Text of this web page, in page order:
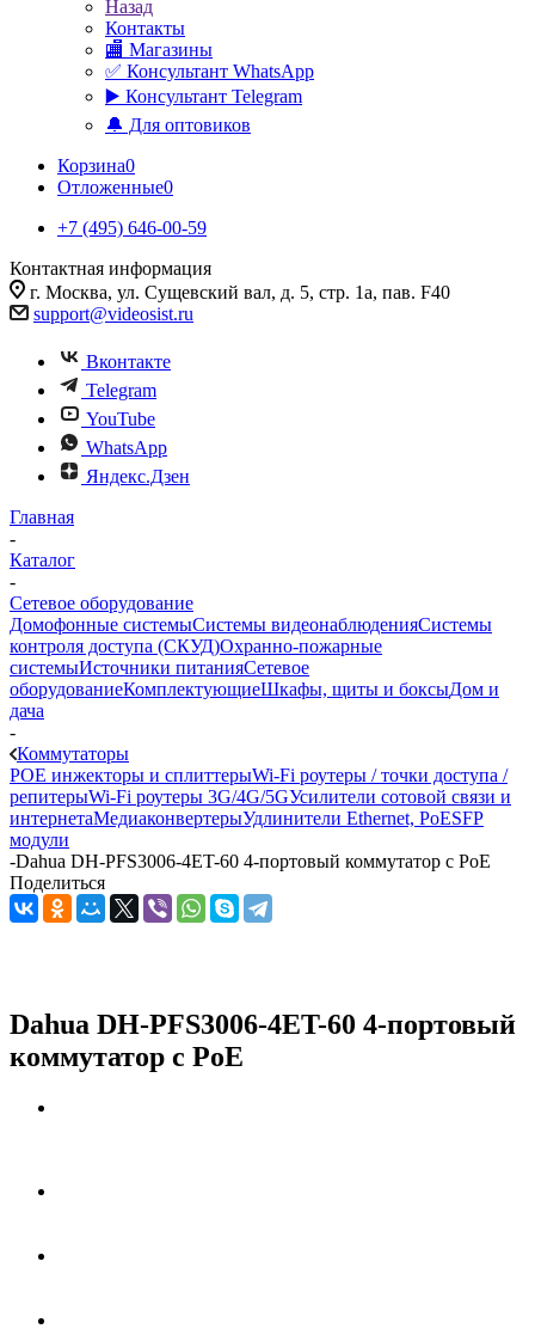
Назад
Контакты
🏬 Магазины
✅️ Консультант WhatsApp
▶️ Консультант Telegram
🔔 Для оптовиков
Корзина0
Отложенные0
+7 (495) 646-00-59
Контактная информация
г. Москва, ул. Сущевский вал, д. 5, стр. 1а, пав. F40
support@videosist.ru
Вконтакте
Telegram
YouTube
WhatsApp
Яндекс.Дзен
Главная
-
Каталог
-
Сетевое оборудование
Домофонные системыСистемы видеонаблюденияСистемы
контроля доступа (СКУД)Охранно-пожарные
системыИсточники питанияСетевое
оборудованиеКомплектующиеШкафы, щиты и боксыДом и
дача
-
Коммутаторы
POE инжекторы и сплиттерыWi-Fi роутеры / точки доступа /
репитерыWi-Fi роутеры 3G/4G/5GУсилители сотовой связи и
интернетаМедиаконвертерыУдлинители Ethernet, PoESFP
модули
-Dahua DH-PFS3006-4ET-60 4-портовый коммутатор c PoE
Поделиться
Dahua DH-PFS3006-4ET-60 4-портовый
коммутатор c PoE